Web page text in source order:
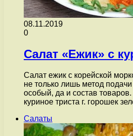
08.11.2019
0
Салат «Ежик» с
Салат ежик с корейской
не только лишь метод
особый, да и состав
куриное триста г. горошек
Салаты